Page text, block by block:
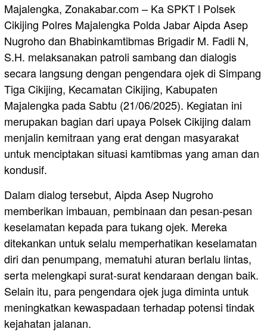
Majalengka, Zonakabar.com – Ka SPKT l Polsek
Cikijing Polres Majalengka Polda Jabar Aipda Asep
Nugroho dan Bhabinkamtibmas Brigadir M. Fadli N,
S.H. melaksanakan patroli sambang dan dialogis
secara langsung dengan pengendara ojek di Simpang
Tiga Cikijing, Kecamatan Cikijing, Kabupaten
Majalengka pada Sabtu (21/06/2025). Kegiatan ini
merupakan bagian dari upaya Polsek Cikijing dalam
menjalin kemitraan yang erat dengan masyarakat
untuk menciptakan situasi kamtibmas yang aman dan
kondusif.
Dalam dialog tersebut, Aipda Asep Nugroho
memberikan imbauan, pembinaan dan pesan-pesan
keselamatan kepada para tukang ojek. Mereka
ditekankan untuk selalu memperhatikan keselamatan
diri dan penumpang, mematuhi aturan berlalu lintas,
serta melengkapi surat-surat kendaraan dengan baik.
Selain itu, para pengendara ojek juga diminta untuk
meningkatkan kewaspadaan terhadap potensi tindak
kejahatan jalanan.